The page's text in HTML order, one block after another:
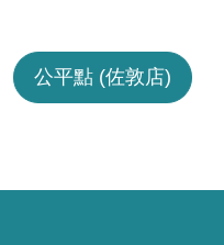
公平點 (佐敦店)